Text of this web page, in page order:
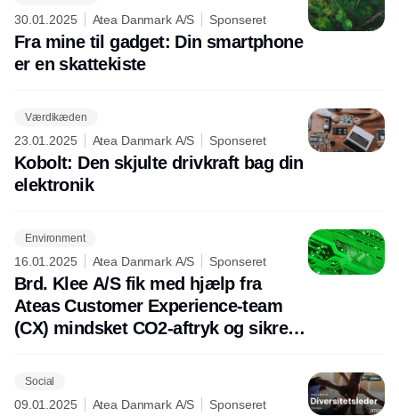
30.01.2025 Atea Danmark A/S Sponseret
Fra mine til gadget: Din smartphone
er en skattekiste
Værdikæden
23.01.2025 Atea Danmark A/S Sponseret
Kobolt: Den skjulte drivkraft bag din
elektronik
Environment
16.01.2025 Atea Danmark A/S Sponseret
Brd. Klee A/S fik med hjælp fra
Ateas Customer Experience-team
(CX) mindsket CO2-aftryk og sikret
udstyr
Social
09.01.2025 Atea Danmark A/S Sponseret